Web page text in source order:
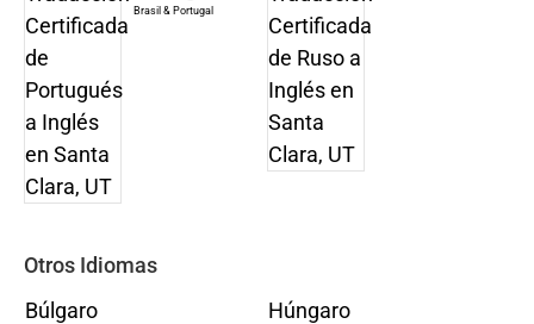
Brasil & Portugal
Otros Idiomas
Búlgaro
Húngaro